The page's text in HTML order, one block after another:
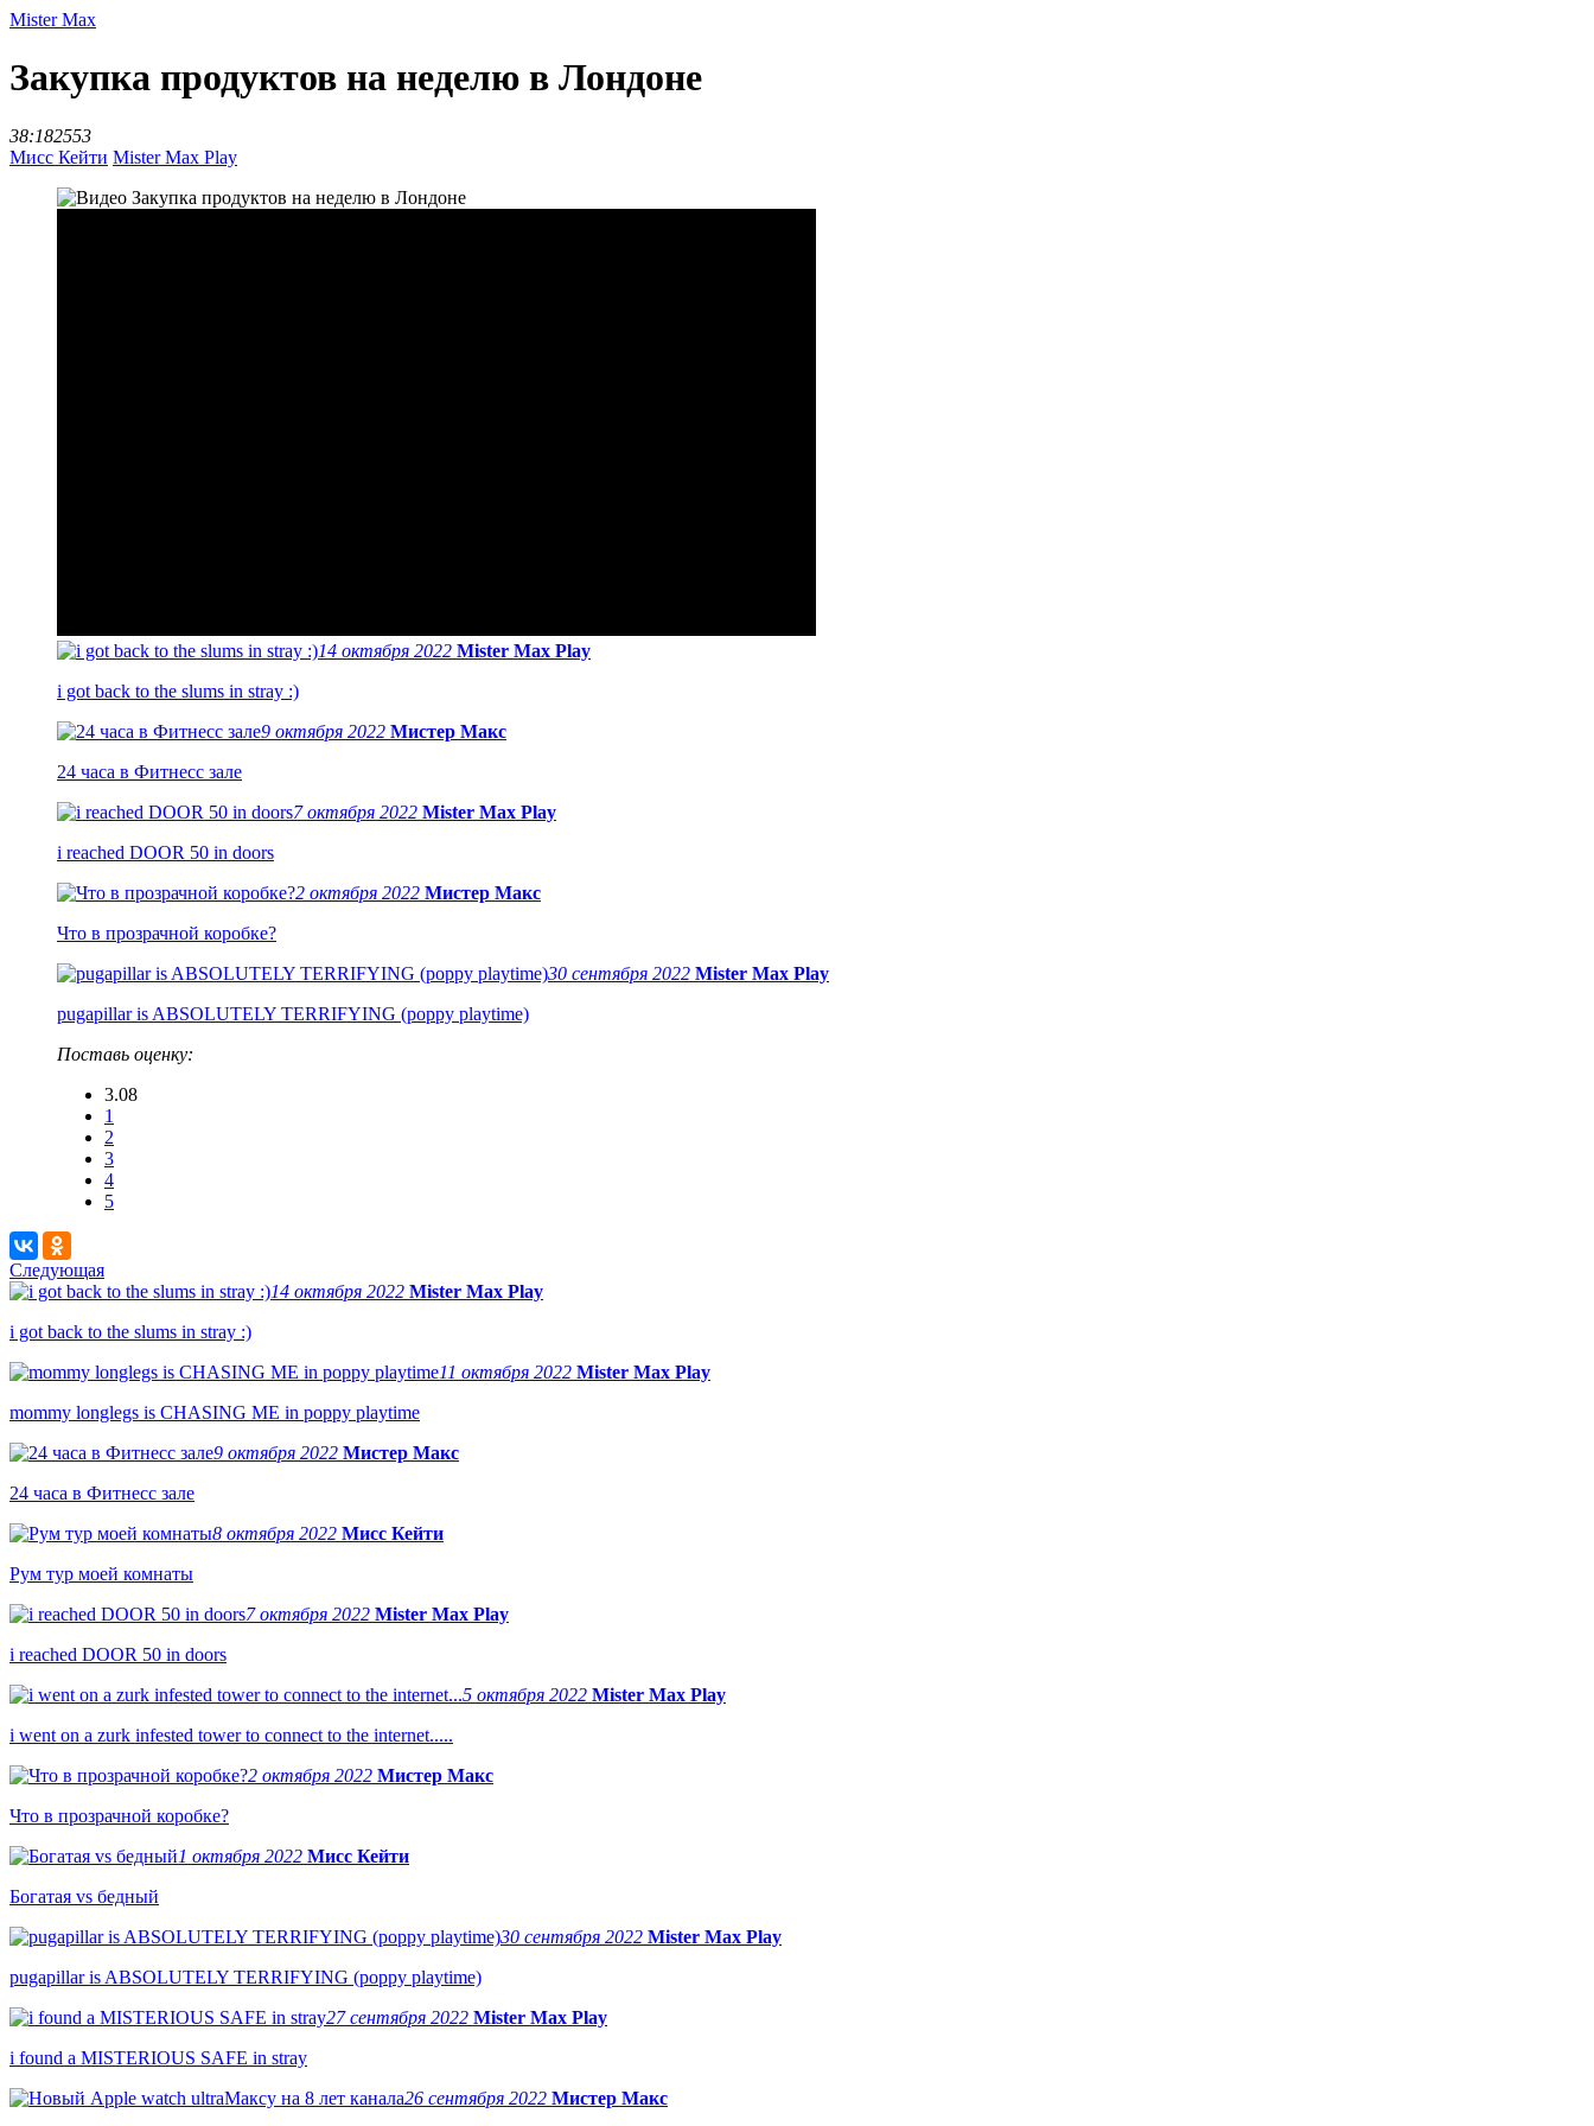
Mister Max
Закупка продуктов на неделю в Лондоне
38:182553
Мисс Кейти Mister Max Play
14 октября 2022 Mister Max Play
i got back to the slums in stray :)
9 октября 2022 Мистер Макс
24 часа в Фитнесс зале
7 октября 2022 Mister Max Play
i reached DOOR 50 in doors
2 октября 2022 Мистер Макс
Что в прозрачной коробке?
30 сентября 2022 Mister Max Play
pugapillar is ABSOLUTELY TERRIFYING (poppy playtime)
Поставь оценку:
3.08
1
2
3
4
5
Следующая
14 октября 2022 Mister Max Play
i got back to the slums in stray :)
11 октября 2022 Mister Max Play
mommy longlegs is CHASING ME in poppy playtime
9 октября 2022 Мистер Макс
24 часа в Фитнесс зале
8 октября 2022 Мисс Кейти
Рум тур моей комнаты
7 октября 2022 Mister Max Play
i reached DOOR 50 in doors
5 октября 2022 Mister Max Play
i went on a zurk infested tower to connect to the internet.....
2 октября 2022 Мистер Макс
Что в прозрачной коробке?
1 октября 2022 Мисс Кейти
Богатая vs бедный
30 сентября 2022 Mister Max Play
pugapillar is ABSOLUTELY TERRIFYING (poppy playtime)
27 сентября 2022 Mister Max Play
i found a MISTERIOUS SAFE in stray
26 сентября 2022 Мистер Макс